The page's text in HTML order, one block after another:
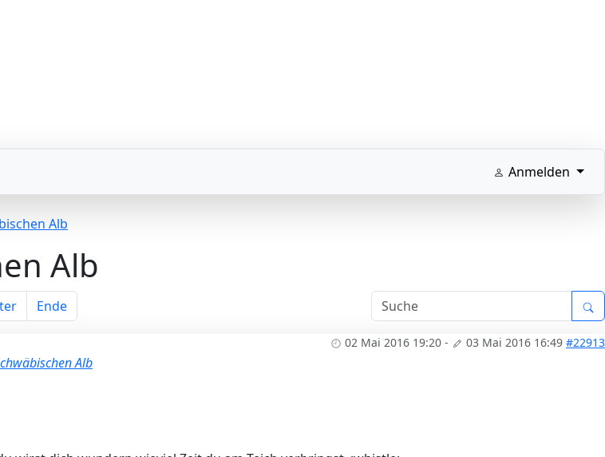
Anmelden
Alb
Alb
Ende
02 Mai 2016 19:20 - 03 Mai 2016 16:49 #22913
Alb